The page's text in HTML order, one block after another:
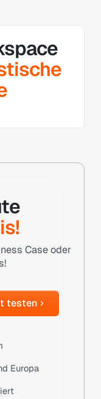
Case oder
testen
Europa